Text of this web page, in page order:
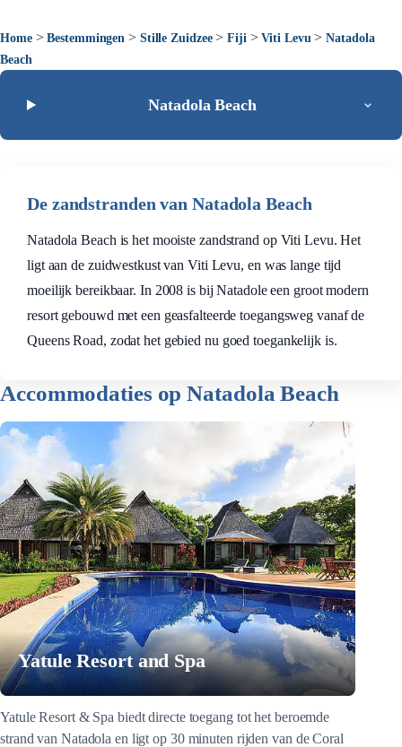
Home>Bestemmingen > Stille Zuidzee>Fiji >Viti Levu >Natadola
Beach
Natadola Beach
De zandstranden van Natadola Beach
Natadola Beach is het mooiste zandstrand op Viti Levu. Het
ligt aan de zuidwestkust van Viti Levu, en was lange tijd
moeilijk bereikbaar. In 2008 is bij Natadole een groot modern
resort gebouwd met een geasfalteerde toegangsweg vanaf de
Queens Road, zodat het gebied nu goed toegankelijk is.
Accommodaties op Natadola Beach
Yatule Resort and Spa
Yatule Resort & Spa biedt directe toegang tot het beroemde
strand van Natadola en ligt op 30 minuten rijden van de Coral